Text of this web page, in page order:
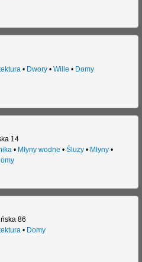
• Dwory• Wille • Domy
14
• Młyny wodne • Śluzy• Młyny•
86
• Domy